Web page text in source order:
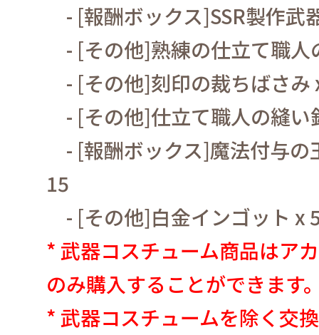
- [報酬ボックス]SSR製作武
- [その他]熟練の仕立て職人
- [その他]刻印の裁ちばさみ
- [その他]仕立て職人の縫い
- [報酬ボックス]魔法付与の
15
- [その他]白金インゴット x
* 武器コスチューム商品はア
のみ購入することができます
* 武器コスチュームを除く交